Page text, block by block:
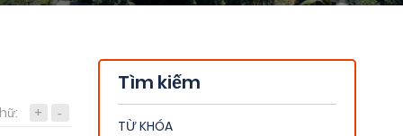
+ -
Tìm kiếm
TỪ KHÓA